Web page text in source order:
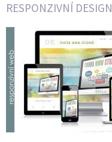
RESPONZIVNÍ DESIGN